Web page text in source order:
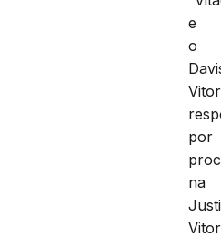
e
o
Vitor
por
na
Vitor